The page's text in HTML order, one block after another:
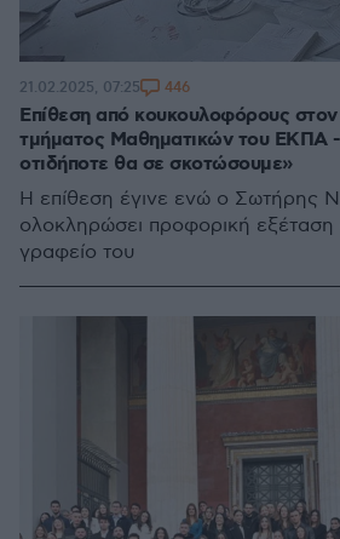
Επίθεση από κουκουλοφόρους
τμήματος Μαθηματικών του ΕΚΠΑ
οτιδήποτε θα σε σκοτώσουμε»
Η επίθεση έγινε ενώ ο Σωτήρης
ολοκληρώσει προφορική εξέταση
γραφείο του
21.02.2025, 07:25 446